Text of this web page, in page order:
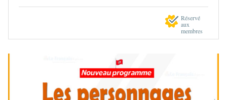
Réservé
aux
membres